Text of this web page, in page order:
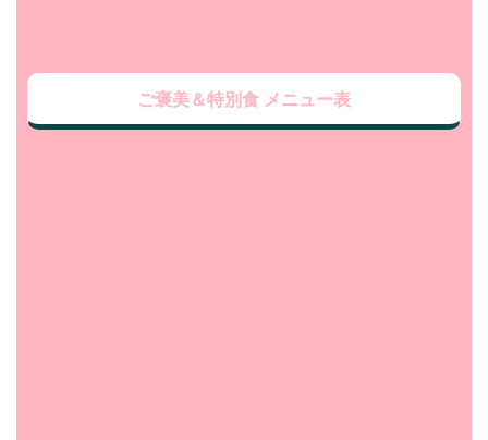
ご褒美＆特別食 メニュー表